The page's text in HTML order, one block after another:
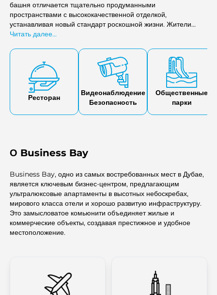
башня отличается тщательно продуманными
пространствами с высококачественной отделкой,
устанавливая новый стандарт роскошной жизни. Жители
наслаждаются образом жизни, соединяющим старый и
разнообразные активности, рестораны и развлечения.
Читать далее...
Ресторан
Видеонаблюдение
Безопасность
Общественные
парки
О Business Bay
Business Bay, одно из самых востребованных мест в Дубае,
является ключевым бизнес-центром, предлагающим
ультралюксовые апартаменты в высотных небоскребах,
мирового класса отели и хорошо развитую инфраструктуру.
Это замысловатое комьюнити объединяет жилые и
коммерческие объекты, создавая престижное и удобное
местоположение.